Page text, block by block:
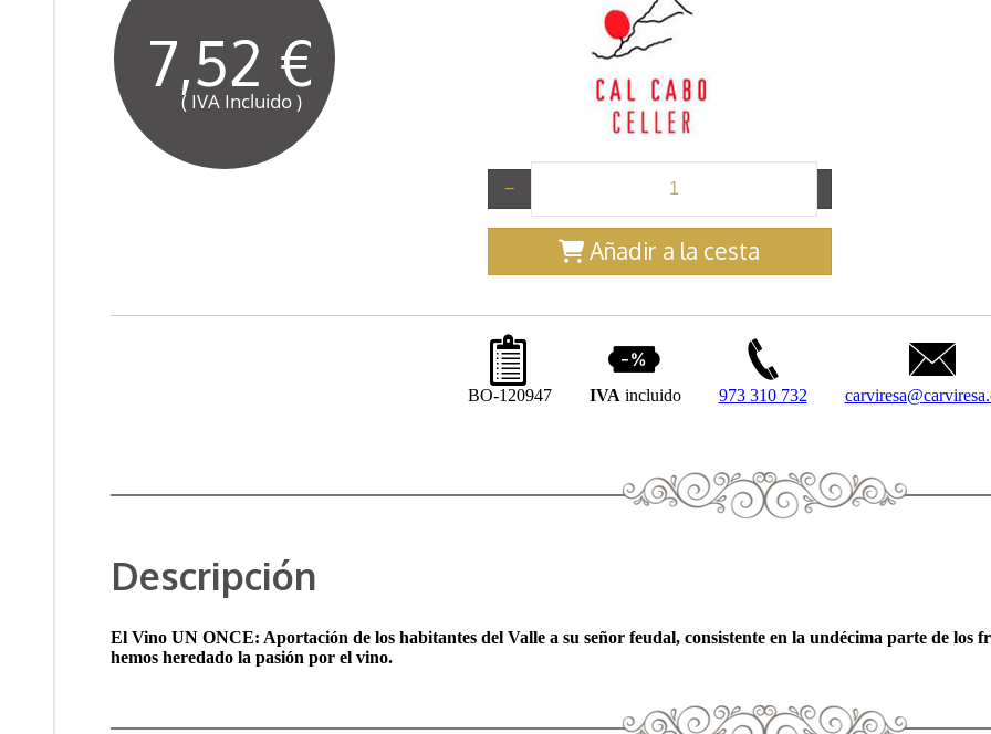
7,52 €
( IVA Incluido )
−
Añadir a la cesta
BO-120947 IVA incluido 973 310 732
Descripción
El Vino UN ONCE: Aportación de los habitantes del Valle a su señor feudal, consistente en la undécima parte de los
hemos heredado la pasión por el vino.